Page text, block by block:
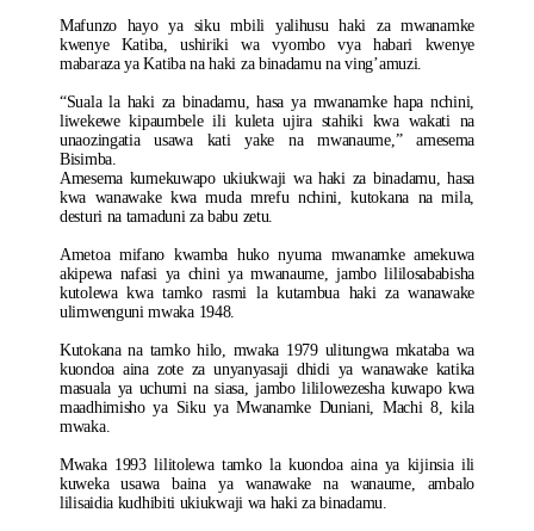
Mafunzo hayo ya siku mbili yalihusu haki za mwanamke
kwenye Katiba, ushiriki wa vyombo vya habari kwenye
mabaraza ya Katiba na haki za binadamu na ving’amuzi.
“Suala la haki za binadamu, hasa ya mwanamke hapa nchini,
liwekewe kipaumbele ili kuleta ujira stahiki kwa wakati na
unaozingatia usawa kati yake na mwanaume,” amesema
Bisimba.
Amesema kumekuwapo ukiukwaji wa haki za binadamu, hasa
kwa wanawake kwa muda mrefu nchini, kutokana na mila,
desturi na tamaduni za babu zetu.
Ametoa mifano kwamba huko nyuma mwanamke amekuwa
akipewa nafasi ya chini ya mwanaume, jambo lililosababisha
kutolewa kwa tamko rasmi la kutambua haki za wanawake
ulimwenguni mwaka 1948.
Kutokana na tamko hilo, mwaka 1979 ulitungwa mkataba wa
kuondoa aina zote za unyanyasaji dhidi ya wanawake katika
masuala ya uchumi na siasa, jambo lililowezesha kuwapo kwa
maadhimisho ya Siku ya Mwanamke Duniani, Machi 8, kila
mwaka.
Mwaka 1993 lilitolewa tamko la kuondoa aina ya kijinsia ili
kuweka usawa baina ya wanawake na wanaume, ambalo
lilisaidia kudhibiti ukiukwaji wa haki za binadamu.